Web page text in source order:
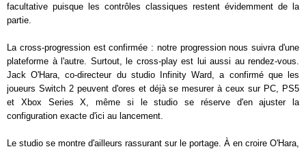
facultative puisque les contrôles classiques restent évidemment de la
partie.
La cross-progression est confirmée : notre progression nous suivra d'une
plateforme à l'autre. Surtout, le cross-play est lui aussi au rendez-vous.
Jack O'Hara, co-directeur du studio Infinity Ward, a confirmé que les
joueurs Switch 2 peuvent d'ores et déjà se mesurer à ceux sur PC, PS5
et Xbox Series X, même si le studio se réserve d'en ajuster la
configuration exacte d'ici au lancement.
Le studio se montre d'ailleurs rassurant sur le portage. À en croire O'Hara,